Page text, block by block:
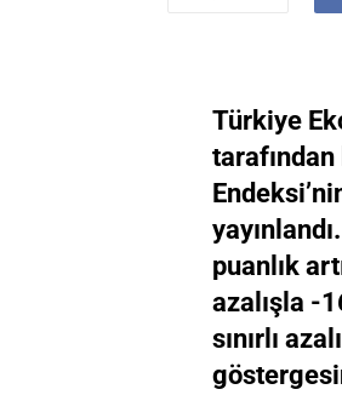
Türkiye
tarafından
puanlık
azalışla -
sınırlı